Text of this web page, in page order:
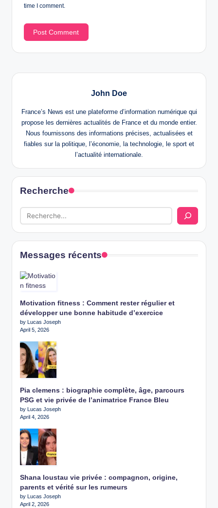
time I comment.
John Doe
France’s News est une plateforme d’information numérique qui
propose les dernières actualités de France et du monde entier.
Nous fournissons des informations précises, actualisées et
fiables sur la politique, l’économie, la technologie, le sport et
l’actualité internationale.
Recherche
Messages récents
Motivation fitness : Comment rester régulier et
développer une bonne habitude d’exercice
by Lucas Joseph
April 5, 2026
Pia clemens : biographie complète, âge, parcours
PSG et vie privée de l’animatrice France Bleu
by Lucas Joseph
April 4, 2026
Shana loustau vie privée : compagnon, origine,
parents et vérité sur les rumeurs
by Lucas Joseph
April 2, 2026